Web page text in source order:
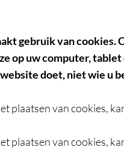
gebruik van cookies.
op uw computer,
doet, niet wie u
plaatsen van cookies,
plaatsen van cookies,